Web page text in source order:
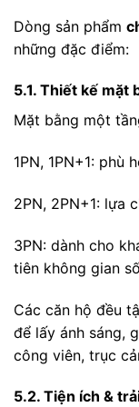
Dòng sản phẩm
những đặc điểm:
5.1. Thiết kế mặt
Mặt bằng một
1PN, 1PN+1:
2PN, 2PN+1: lựa
3PN: dành cho
tiên không gian
Các căn hộ đều
để lấy ánh sáng,
công viên, trục
5.2. Tiện ích &